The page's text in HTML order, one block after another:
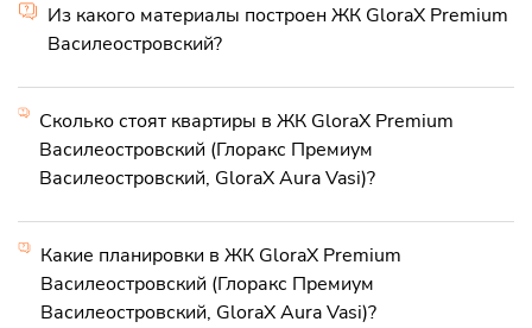
Из какого материалы построен ЖК GloraX Premium
Василеостровский?
Сколько стоят квартиры в ЖК GloraX Premium
Василеостровский (Глоракс Премиум
Василеостровский, GloraX Aura Vasi)?
Какие планировки в ЖК GloraX Premium
Василеостровский (Глоракс Премиум
Василеостровский, GloraX Aura Vasi)?